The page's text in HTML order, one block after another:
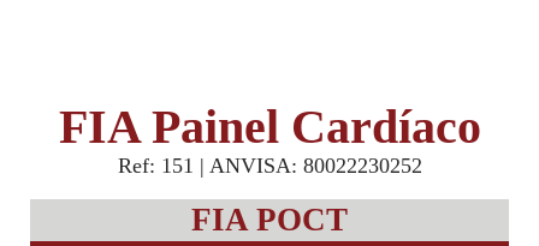
FIA Painel Cardíaco
Ref: 151 | ANVISA: 80022230252
FIA POCT